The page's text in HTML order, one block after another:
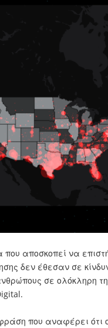
αποσκοπεί να
δεν έθεσαν σε
σε ολόκληρη
που αναφέρει ότι